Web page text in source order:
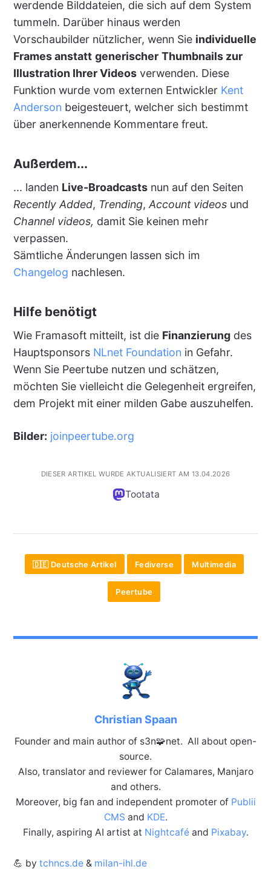
werdende Bilddateien, die sich auf dem System
tummeln. Darüber hinaus werden
Vorschaubilder nützlicher, wenn Sie individuelle
Frames anstatt generischer Thumbnails zur
Illustration Ihrer Videosverwenden. Diese
Funktion wurde vom externen Entwickler Kent
Anderson beigesteuert, welcher sich bestimmt
über anerkennende Kommentare freut.
Außerdem...
... landen Live-Broadcastsnun auf den Seiten
Recently Added, Trending, Account videosund
Channel videos, damit Sie keinen mehr
verpassen.
Sämtliche Änderungen lassen sich im
Changelog nachlesen.
Hilfe benötigt
Wie Framasoft mitteilt, ist die Finanzierungdes
Hauptsponsors NLnet Foundation in Gefahr.
Wenn Sie Peertube nutzen und schätzen,
möchten Sie vielleicht die Gelegenheit ergreifen,
dem Projekt mit einer milden Gabe auszuhelfen.
Bilder: joinpeertube.org
DIESER ARTIKEL WURDE AKTUALISIERT AM 13.04.2026
Tootata
🇩🇪 Deutsche Artikel Fediverse Multimedia
Peertube
Christian Spaan
Founder and main author of s3n🧩net. All about open-
source.
Also, translator and reviewer for Calamares, Manjaro
and others.
Moreover, big fan and independent promoter of Publii
CMS and KDE.
Finally, aspiring AI artist at Nightcaféand Pixabay.
💪 by tchncs.de& milan-ihl.de